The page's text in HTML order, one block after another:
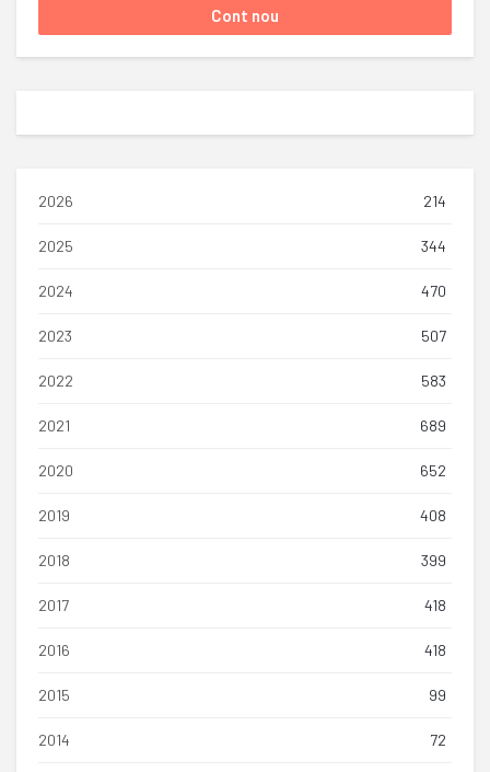
2026 214
2025 344
2024 470
2023 507
2022 583
2021 689
2020 652
2019 408
2018 399
2017 418
2016 418
2015 99
2014 72